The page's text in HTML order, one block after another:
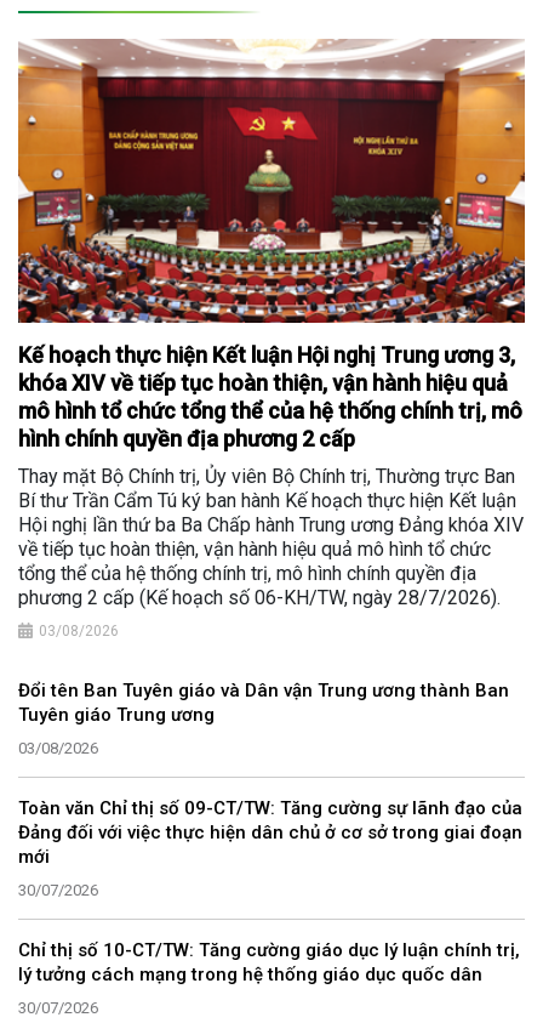
Kế hoạch thực hiện Kết luận Hội nghị Trung ương 3,
khóa XIV về tiếp tục hoàn thiện, vận hành hiệu quả
mô hình tổ chức tổng thể của hệ thống chính trị, mô
hình chính quyền địa phương 2 cấp
Thay mặt Bộ Chính trị, Ủy viên Bộ Chính trị, Thường trực Ban
Bí thư Trần Cẩm Tú ký ban hành Kế hoạch thực hiện Kết luận
Hội nghị lần thứ ba Ba Chấp hành Trung ương Đảng khóa XIV
về tiếp tục hoàn thiện, vận hành hiệu quả mô hình tổ chức
tổng thể của hệ thống chính trị, mô hình chính quyền địa
phương 2 cấp (Kế hoạch số 06-KH/TW, ngày 28/7/2026).
03/08/2026
Đổi tên Ban Tuyên giáo và Dân vận Trung ương thành Ban
Tuyên giáo Trung ương
03/08/2026
Toàn văn Chỉ thị số 09-CT/TW: Tăng cường sự lãnh đạo của
Đảng đối với việc thực hiện dân chủ ở cơ sở trong giai đoạn
mới
30/07/2026
Chỉ thị số 10-CT/TW: Tăng cường giáo dục lý luận chính trị,
lý tưởng cách mạng trong hệ thống giáo dục quốc dân
30/07/2026